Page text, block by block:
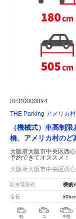
ID:310000894
THE Parking アメリカ村
（機械式）車高制
橋、アメリカ村のど
大阪府大阪市中央区西
予約できてオススメ！
大阪府大阪市中央区西
駐車場形式 機械
全長
軽 コ 中型